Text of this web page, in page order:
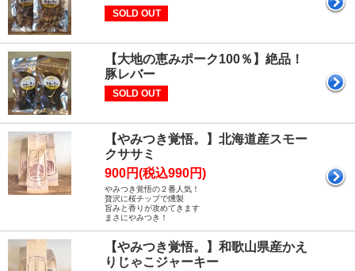
SOLD OUT
【大地の恵みポーク100％】絶品！
豚レバー
SOLD OUT
【やみつき覚悟。】北海道産スモー
クササミ
900円(税込990円)
やみつき覚悟の２番人気！
贅沢に桜チップで燻製
旨みと香りが攻めてきます
まさにやみつき！
【やみつき覚悟。】和歌山県産かえ
りじゃこジャーキー